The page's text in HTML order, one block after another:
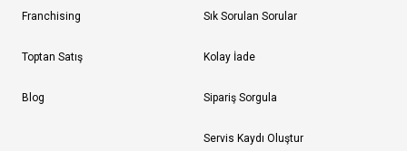
Franchising
Toptan Satış
Blog
Sık Sorulan Sorular
Kolay İade
Sipariş Sorgula
Servis Kaydı Oluştur